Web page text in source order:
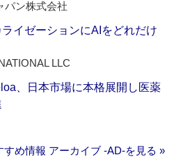
パン株式会社
イゼーションにAIをどれだけ
LLC
、日本市場に本格展開し医薬
すめ情報 アーカイブ ‐AD‐を見る »